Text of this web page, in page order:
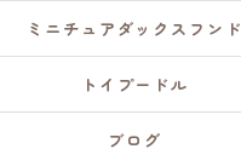
ミニチュアダックスフンド
トイプードル
ブログ